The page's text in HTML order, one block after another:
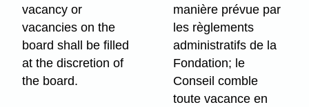
vacancy or
vacancies on the
board shall be filled
at the discretion of
the board.
manière prévue par
les règlements
administratifs de la
Fondation; le
Conseil comble
toute vacance en